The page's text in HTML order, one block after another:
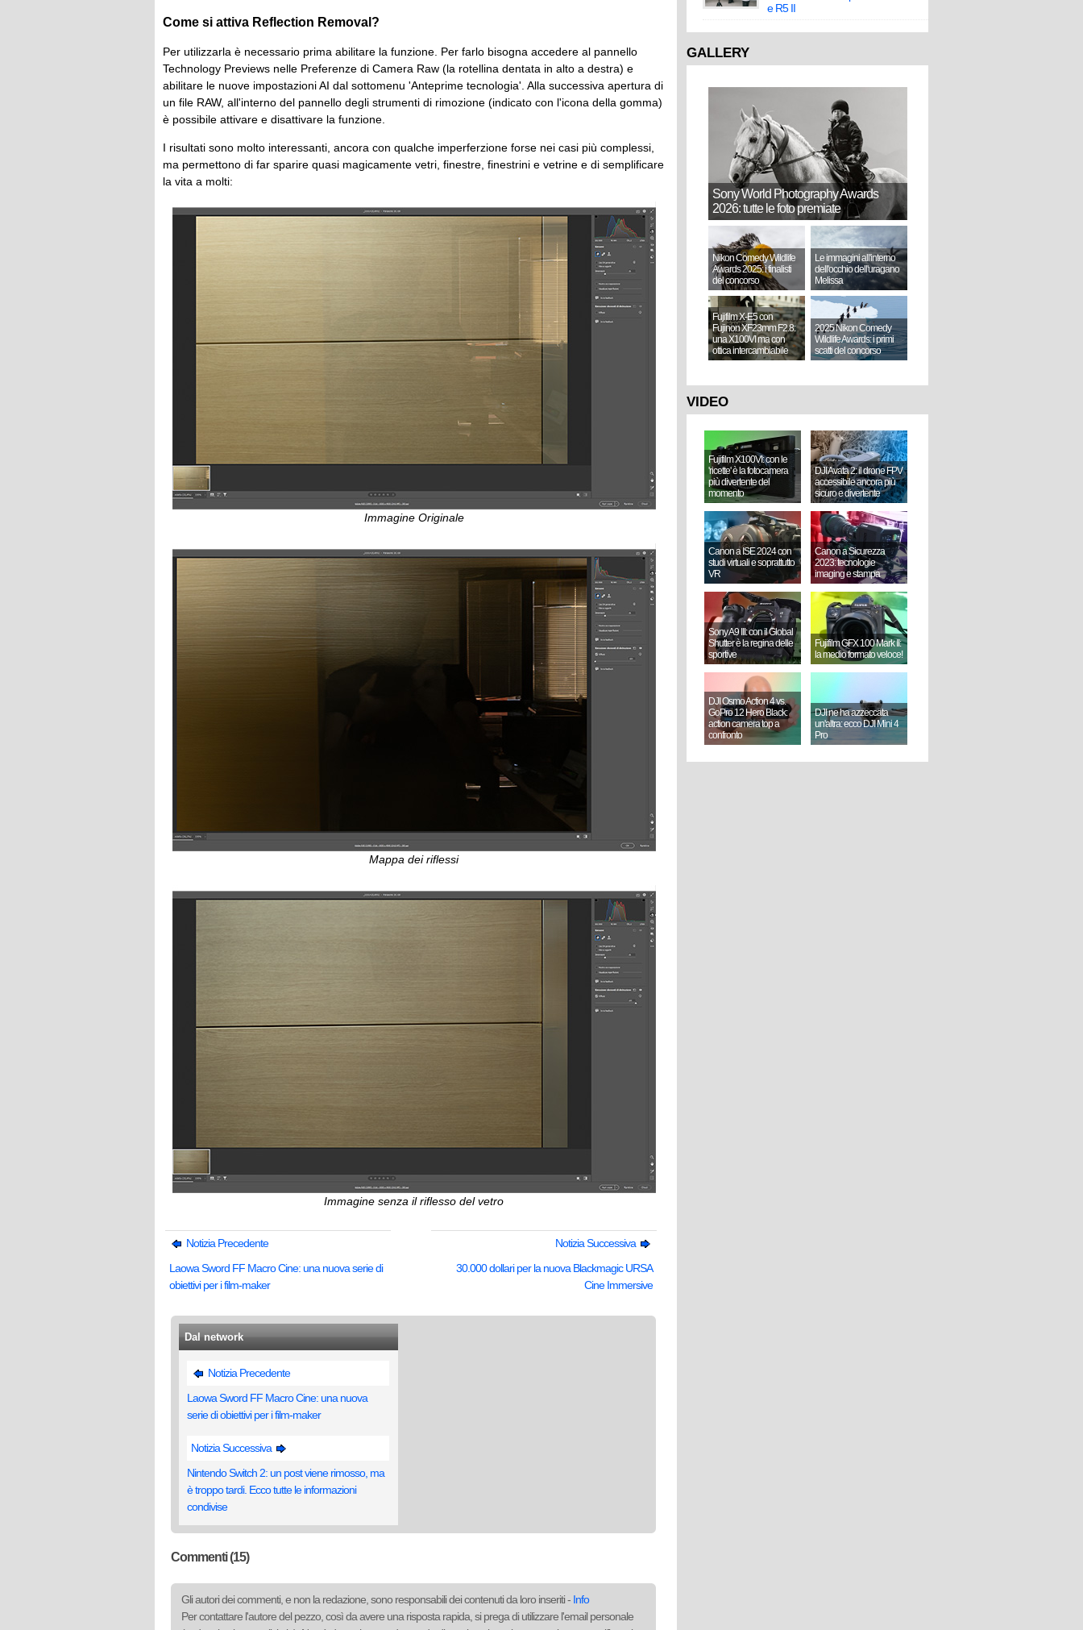
Come si attiva Reflection Removal?
Per utilizzarla è necessario prima abilitare la funzione. Per farlo bisogna accedere al pannello
Technology Previews nelle Preferenze di Camera Raw (la rotellina dentata in alto a destra) e
abilitare le nuove impostazioni AI dal sottomenu 'Anteprime tecnologia'. Alla successiva apertura di
un file RAW, all'interno del pannello degli strumenti di rimozione (indicato con l'icona della gomma)
è possibile attivare e disattivare la funzione.
I risultati sono molto interessanti, ancora con qualche imperferzione forse nei casi più complessi,
ma permettono di far sparire quasi magicamente vetri, finestre, finestrini e vetrine e di semplificare
la vita a molti:
Immagine Originale
Mappa dei riflessi
Immagine senza il riflesso del vetro
Notizia Precedente
Laowa Sword FF Macro Cine: una nuova serie di
obiettivi per i film-maker
Notizia Successiva
30.000 dollari per la nuova Blackmagic URSA
Cine Immersive
Dal network
Notizia Precedente
Laowa Sword FF Macro Cine: una nuova
serie di obiettivi per i film-maker
Notizia Successiva
Nintendo Switch 2: un post viene rimosso, ma
è troppo tardi. Ecco tutte le informazioni
condivise
Commenti (15)
Gli autori dei commenti, e non la redazione, sono responsabili dei contenuti da loro inseriti - Info
Per contattare l'autore del pezzo, così da avere una risposta rapida, si prega di utilizzare l'email personale
e R5 II
GALLERY
Sony World Photography Awards
2026: tutte le foto premiate
Nikon Comedy Wildlife
Awards 2025: i finalisti
del concorso
Le immagini all'interno
dell'occhio dell'uragano
Melissa
Fujifilm X-E5 con
Fujinon XF23mm F2.8:
una X100VI ma con
ottica intercambiabile
2025 Nikon Comedy
Wildlife Awards: i primi
scatti del concorso
VIDEO
Fujifilm X100VI: con le
'ricette' è la fotocamera
più divertente del
momento
DJI Avata 2: il drone FPV
accessibile ancora più
sicuro e divertente
Canon a ISE 2024 con
studi virtuali e soprattutto
VR
Canon a Sicurezza
2023: tecnologie
imaging e stampa
Sony A9 III: con il Global
Shutter è la regina delle
sportive
Fujifilm GFX 100 Mark II:
la medio formato veloce!
DJI Osmo Action 4 vs.
GoPro 12 Hero Black:
action camera top a
confronto
DJI ne ha azzeccata
un'altra: ecco DJI Mini 4
Pro